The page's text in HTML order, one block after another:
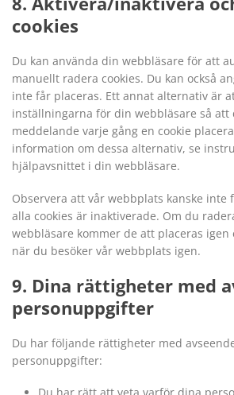
cookies
Du kan använda din webbläsare för att
manuellt radera cookies. Du kan också
inte får placeras. Ett annat alternativ är
inställningarna för din webbläsare så att
meddelande varje gång en cookie
information om dessa alternativ, se
hjälpavsnittet i din webbläsare.
Observera att vår webbplats kanske inte
alla cookies är inaktiverade. Om du
webbläsare kommer de att placeras
när du besöker vår webbplats igen.
9. Dina rättigheter med
personuppgifter
Du har följande rättigheter med
personuppgifter: